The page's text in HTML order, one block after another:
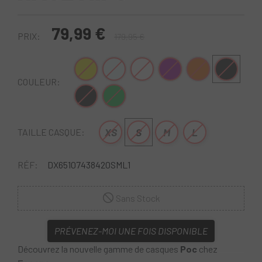
PRIX: 79,99 €
COULEUR:
JauneBlanc-BleuBlanc-Noir Orange-NoirNoir-Blanc
Noir-Gris
Vert-Orange
TAILLE CASQUE: XS S M L
RÉF: DX65107438420SML1
PRÉVENEZ-MOI UNE FOIS DISPONIBLE
Découvrez la nouvelle gamme de casques Poc chez